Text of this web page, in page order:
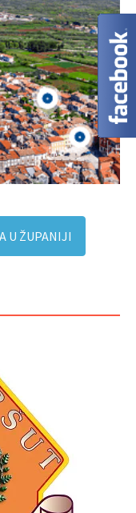
U ŽUPANIJI